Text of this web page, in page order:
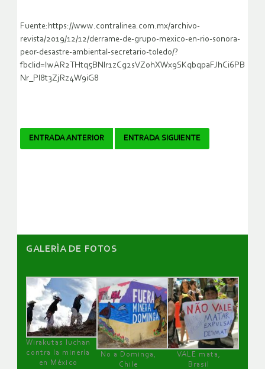
Fuente:https://www.contralinea.com.mx/archivo-
revista/2019/12/12/derrame-de-grupo-mexico-en-rio-sonora-
peor-desastre-ambiental-secretario-toledo/?
fbclid=IwAR2THtq5BNlr1zCg2sVZohXWx9SKqbqpaFJhCi6PB
Nr_Pl8t3ZjRz4W9iG8
Navegador
ENTRADA ANTERIOR ENTRADA SIGUIENTE
GALERÌA DE FOTOS
Wirakutas luchan
contra la minería
en México
No a Dominga,
Chile
VALE mata,
Brasil